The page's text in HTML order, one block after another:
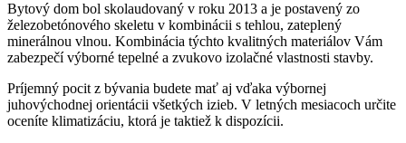
Bytový dom bol skolaudovaný v roku 2013 a je postavený zo
železobetónového skeletu v kombinácii s tehlou, zateplený
minerálnou vlnou. Kombinácia týchto kvalitných materiálov Vám
zabezpečí výborné tepelné a zvukovo izolačné vlastnosti stavby.
Príjemný pocit z bývania budete mať aj vďaka výbornej
juhovýchodnej orientácii všetkých izieb. V letných mesiacoch určite
oceníte klimatizáciu, ktorá je taktiež k dispozícii.